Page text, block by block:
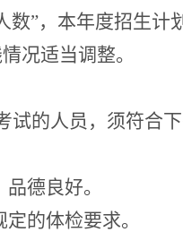
数”，本年度招生计
况适当调整。
试的人员，须符合下
品德良好。
的体检要求。